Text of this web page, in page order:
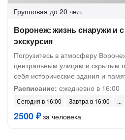
Групповая до 20 чел.
Воронеж: жизнь снаружи и
экскурсия
Погрузитесь в атмосферу
центральным улицам и скрытым
себя исторические здания и
Расписание: ежедневно в 16:00
Сегодня в 16:00 Завтра в 16:00
2500 ₽за человека